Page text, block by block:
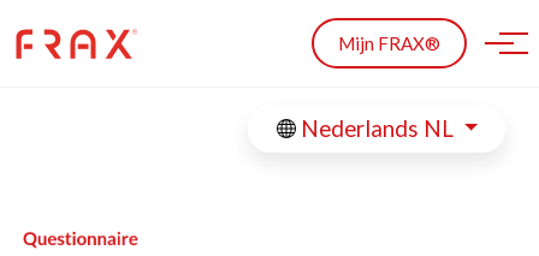
Mijn FRAX®
Nederlands NL